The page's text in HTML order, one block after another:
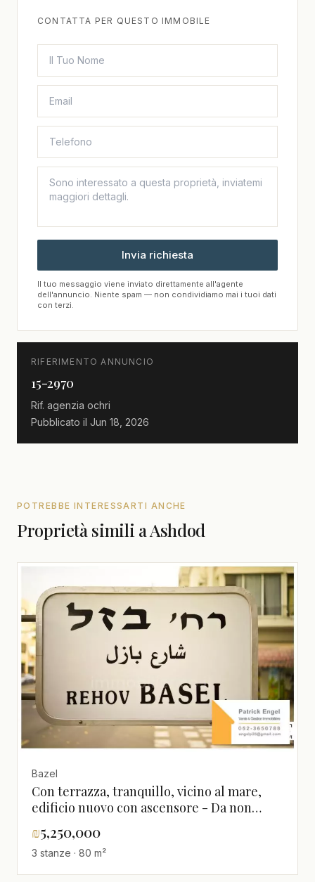
CONTATTA PER QUESTO IMMOBILE
Invia richiesta
Il tuo messaggio viene inviato direttamente all'agente
dell'annuncio. Niente spam — non condividiamo mai i tuoi dati
con terzi.
RIFERIMENTO ANNUNCIO
15-2970
Rif. agenzia ochri
Pubblicato il Jun 18, 2026
POTREBBE INTERESSARTI ANCHE
Proprietà simili a Ashdod
Bazel
Con terrazza, tranquillo, vicino al mare,
edificio nuovo con ascensore - Da non
spazioso, magnifico, ristrutturato
₪5,250,000
3 stanze · 80 m²